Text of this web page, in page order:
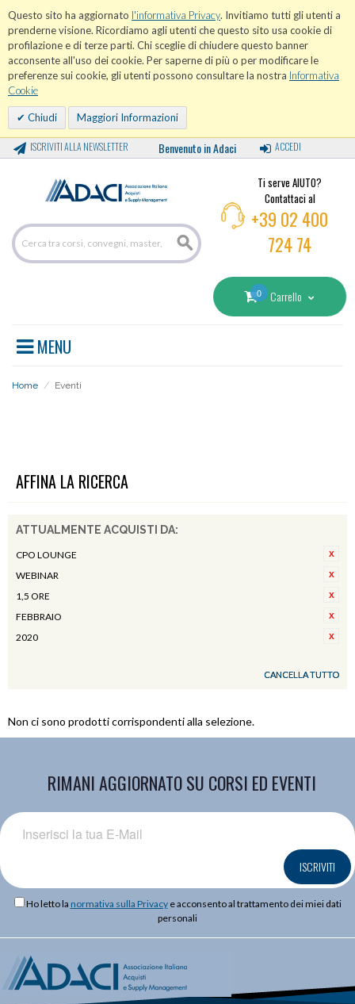
Questo sito ha aggiornato l'informativa Privacy. Invitiamo tutti gli utenti a
prenderne visione. Ricordiamo agli utenti che questo sito usa cookie di
profilazione e di terze parti. Chi sceglie di chiudere questo banner
acconsente all'uso dei cookie. Per saperne di più o per modificare le
preferenze sui cookie, gli utenti possono consultare la nostra Informativa
Cookie
Chiudi Maggiori Informazioni
ISCRIVITI ALLA NEWSLETTER Benvenuto in Adaci ACCEDI
Ti serve AIUTO?
Contattaci al
+39 02 400
724 74
0 Carrello
MENU
Home / Eventi
AFFINA LA RICERCA
ATTUALMENTE ACQUISTI DA:
CPO LOUNGE
WEBINAR
1,5 ORE
FEBBRAIO
2020
CANCELLA TUTTO
Non ci sono prodotti corrispondenti alla selezione.
RIMANI AGGIORNATO SU CORSI ED EVENTI
ISCRIVITI
Ho letto la normativa sulla Privacye acconsento al trattamento dei miei dati
personali